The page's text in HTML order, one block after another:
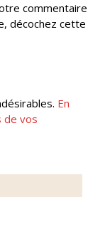
commentaire
décochez cette
En
de vos